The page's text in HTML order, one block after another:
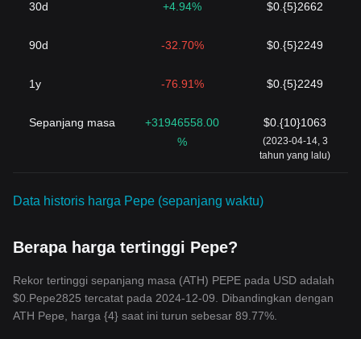
30d +4.94% $0.{5}2662
90d -32.70% $0.{5}2249
1y -76.91% $0.{5}2249
Sepanjang masa
+31946558.00
%
$0.{10}1063
(2023-04-14, 3
tahun yang lalu)
Data historis harga Pepe (sepanjang waktu)
Berapa harga tertinggi Pepe?
Rekor tertinggi sepanjang masa (ATH) PEPE pada USD adalah
$0.Pepe2825 tercatat pada 2024-12-09. Dibandingkan dengan
ATH Pepe, harga {4} saat ini turun sebesar 89.77%.